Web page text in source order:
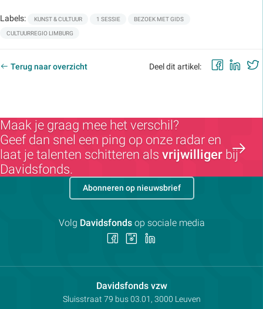
Labels: KUNST & CULTUUR 1 SESSIE BEZOEK MET GIDS
CULTUURREGIO LIMBURG
Terug naar overzicht Deel dit artikel:
Maak je graag mee het verschil?
Geef dan snel een ping op onze radar en
laat je talenten schitteren als vrijwilliger bij
Davidsfonds.
Davidsfonds vzwContactpersoon:
Adres:
Sluisstraat 79 bus 03.01, 3000 Leuven
Abonneren op nieuwsbrief
Volg Davidsfondsop sociale media
Volg Volg